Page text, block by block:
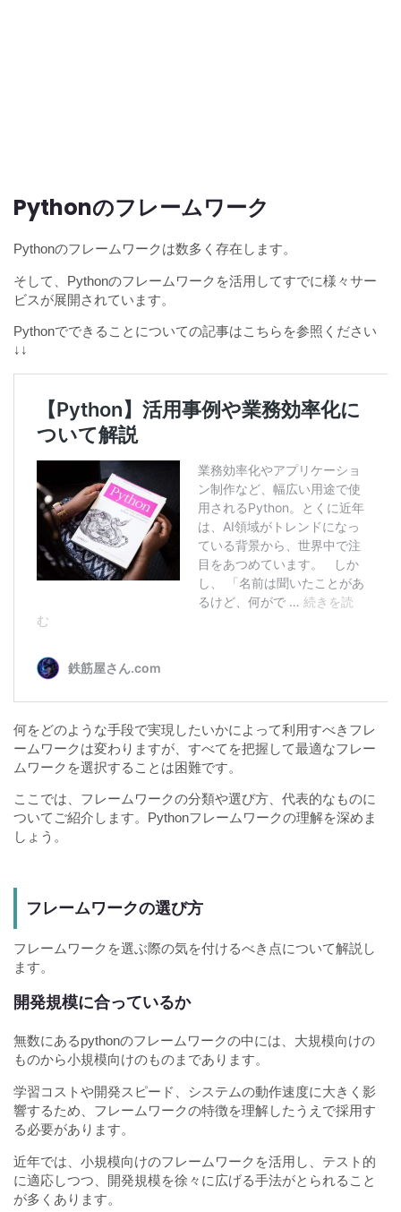
Pythonのフレームワーク
Pythonのフレームワークは数多く存在します。
そして、Pythonのフレームワークを活用してすでに様々サー
ビスが展開されています。
Pythonでできることについての記事はこちらを参照ください
↓↓
何をどのような手段で実現したいかによって利用すべきフレ
ームワークは変わりますが、すべてを把握して最適なフレー
ムワークを選択することは困難です。
ここでは、フレームワークの分類や選び方、代表的なものに
ついてご紹介します。Pythonフレームワークの理解を深めま
しょう。
フレームワークの選び方
フレームワークを選ぶ際の気を付けるべき点について解説し
ます。
開発規模に合っているか
無数にあるpythonのフレームワークの中には、大規模向けの
ものから小規模向けのものまであります。
学習コストや開発スピード、システムの動作速度に大きく影
響するため、フレームワークの特徴を理解したうえで採用す
る必要があります。
近年では、小規模向けのフレームワークを活用し、テスト的
に適応しつつ、開発規模を徐々に広げる手法がとられること
が多くあります。